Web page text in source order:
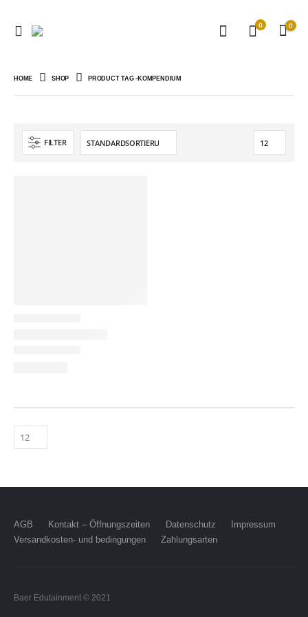
0 0
HOME SHOP PRODUCT TAG - KOMPENDIUM
FILTER
AGB Kontakt – Öffnungszeiten Datenschutz
Impressum
Versandkosten- und bedingungen
Zahlungsarten
Baer Edutainment © 2021